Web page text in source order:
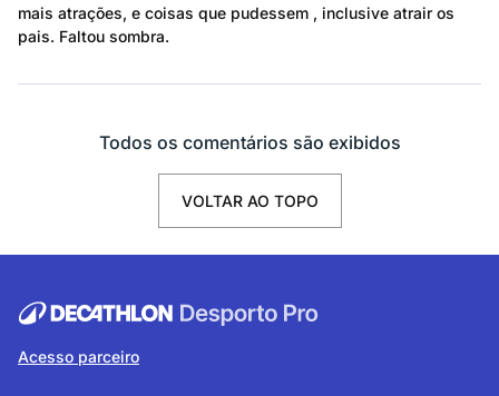
mais atrações, e coisas que pudessem , inclusive atrair os
pais. Faltou sombra.
Todos os comentários são exibidos
VOLTAR AO TOPO
Acesso parceiro